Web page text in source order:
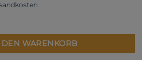
DEN WARENKORB